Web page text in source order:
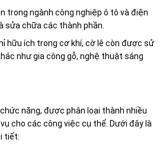
trong ngành công nghiệp ô tô và điện
sửa chữa các thành phần.
hữu ích trong cơ khí, cờ lê còn được sử
như gia công gỗ, nghệ thuật sáng
năng, được phân loại thành nhiều
cho các công việc cụ thể. Dưới đây là
tiết: